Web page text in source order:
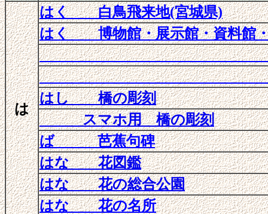
は
はく 白鳥飛来地(宮城県)
はく 博物館・展示館・資料館
(宮城
(宮城
はし 橋の彫刻
スマホ用 橋の彫刻
ば 芭蕉句碑
はな 花図鑑
はな 花の総合公園
はな 花の名所